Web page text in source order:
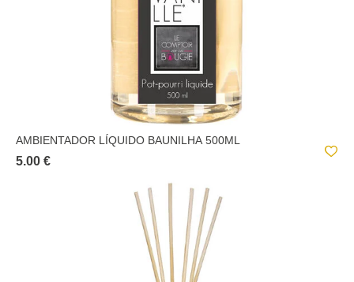
AMBIENTADOR LÍQUIDO BAUNILHA 500ML
5.00 €